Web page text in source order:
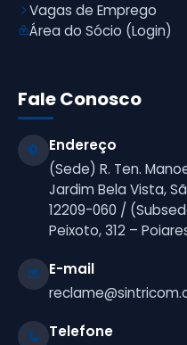
Vagas de Emprego
Área do Sócio (Login)
Fale Conosco
Endereço
(Sede) R. Ten.
Jardim Bela Vista,
12209-060 /
Peixoto, 312 –
E-mail
Telefone